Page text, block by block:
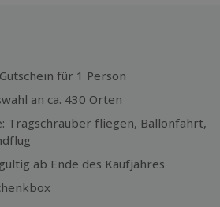
für 1 Person
an ca. 430 Orten
Tragschrauber fliegen, Ballonfahrt,
ab Ende des Kaufjahres